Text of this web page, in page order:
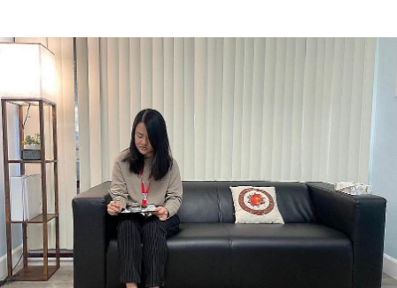
Image